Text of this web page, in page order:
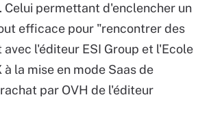
permettant d'enclencher un
efficace pour "rencontrer des
l'éditeur ESI Group et l'Ecole
la mise en mode Saas de
par OVH de l'éditeur